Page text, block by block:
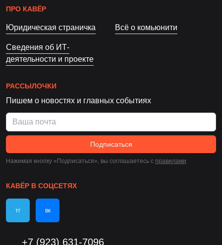
ПРО КАВЁР
Юридическая страничка Всё о комьюнити
Сведения об ИТ-
деятельности и проекте
РАССЫЛОЧКИ
Пишем о новостях и главных событиях
Подписаться
Нажимая кнопку «Подписаться», вы соглашаетесь c правилами
КАВЁР В СОЦСЕТЯХ
тг вк
+7 (923) 631-7096